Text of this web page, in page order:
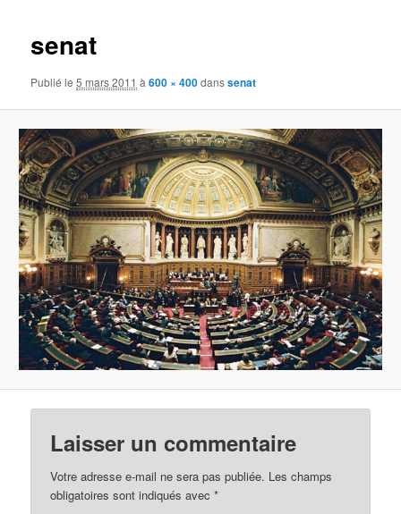
senat
Publié le5 mars 2011 à600 × 400danssenat
Laisser un commentaire
Votre adresse e-mail ne sera pas publiée. Les champs
obligatoires sont indiqués avec*